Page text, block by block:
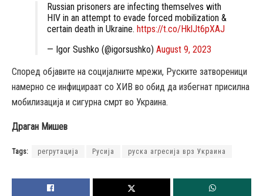
Russian prisoners are infecting themselves with
HIV in an attempt to evade forced mobilization &
certain death in Ukraine. https://t.co/HklJt6pXAJ
— Igor Sushko (@igorsushko) August 9, 2023
Според објавите на социјалните мрежи, Руските затвореници
намерно се инфицираат со ХИВ во обид да избегнат присилна
мобилизација и сигурна смрт во Украина.
Драган Мишев
Tags: регрутација Русија руска агресија врз Украина